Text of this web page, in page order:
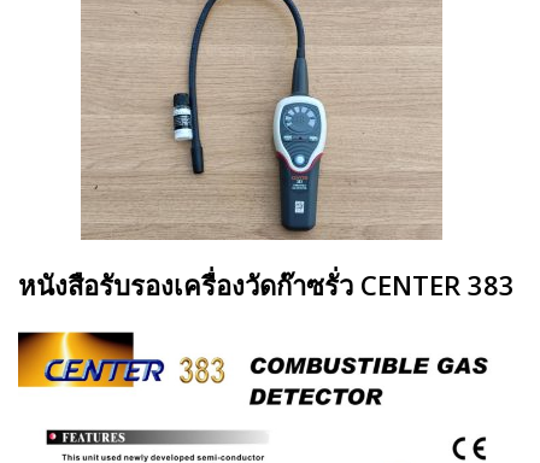
หนังสือรับรองเครื่องวัดก๊าซรั่ว CENTER 383